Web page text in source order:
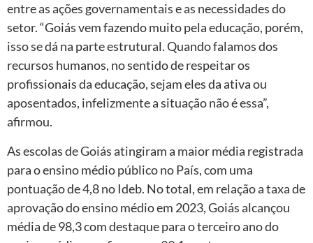
entre as ações governamentais e as necessidades do
setor. “Goiás vem fazendo muito pela educação, porém,
isso se dá na parte estrutural. Quando falamos dos
recursos humanos, no sentido de respeitar os
profissionais da educação, sejam eles da ativa ou
aposentados, infelizmente a situação não é essa”,
afirmou.
As escolas de Goiás atingiram a maior média registrada
para o ensino médio público no País, com uma
pontuação de 4,8 no Ideb. No total, em relação a taxa de
aprovação do ensino médio em 2023, Goiás alcançou
média de 98,3 com destaque para o terceiro ano do